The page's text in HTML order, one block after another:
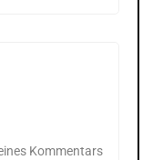
Kommentars